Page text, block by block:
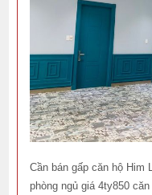
Cần bán gấp căn hộ Him
phòng ngủ giá 4ty850